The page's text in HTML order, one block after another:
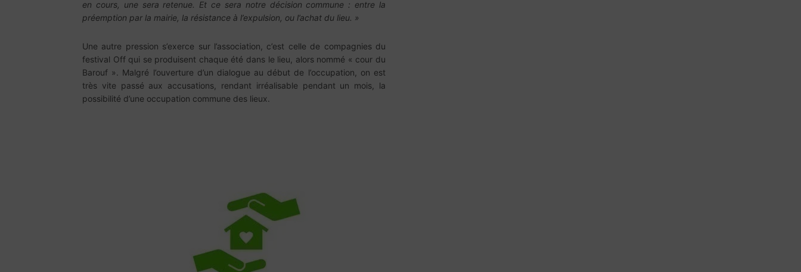
en cours, une sera retenue. Et ce sera notre décision commune : entre la
préemption par la mairie, la résistance à l’expulsion, ou l’achat du lieu. »
Une autre pression s’exerce sur l’association, c’est celle de compagnies du
festival Off qui se produisent chaque été dans le lieu, alors nommé « cour du
Barouf ». Malgré l’ouverture d’un dialogue au début de l’occupation, on est
très vite passé aux accusations, rendant irréalisable pendant un mois, la
possibilité d’une occupation commune des lieux.